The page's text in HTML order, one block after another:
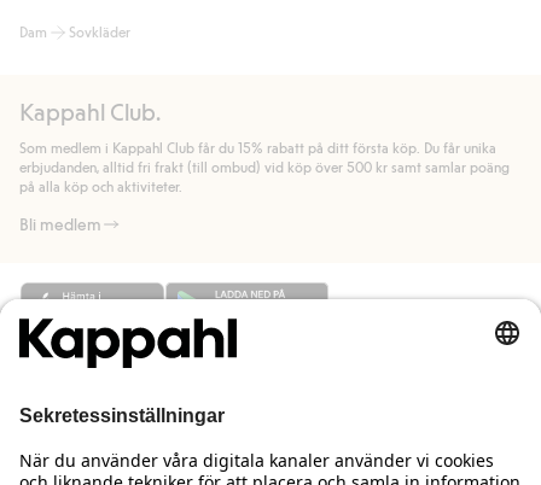
automatik efter du loggat in och identifierats som medlem.
handlar för.
Läs mer
bland annat faktura och swish men även andra betalningssätt.
allmänna villkor.
Läs mer
Dam Sovkläder
Kappahl Club.
Som medlem i Kappahl Club får du 15% rabatt på ditt första köp. Du får unika
erbjudanden, alltid fri frakt (till ombud) vid köp över 500 kr samt samlar poäng
på alla köp och aktiviteter.
Bli medlem
Behöver du hjälp?